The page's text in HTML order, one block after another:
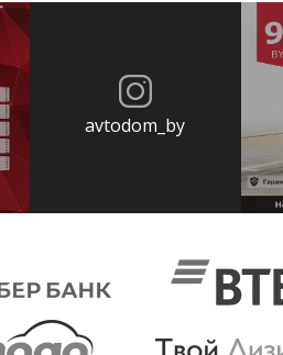
avtodom_by